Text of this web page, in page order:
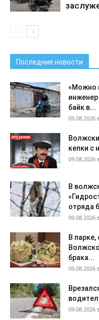
Последние новости
«Можно
байк в...
09.08.2026
кепки с
09.08.2026
В
отряда
09.08.2026
В парке,
брака...
09.08.2026
09.08.2026